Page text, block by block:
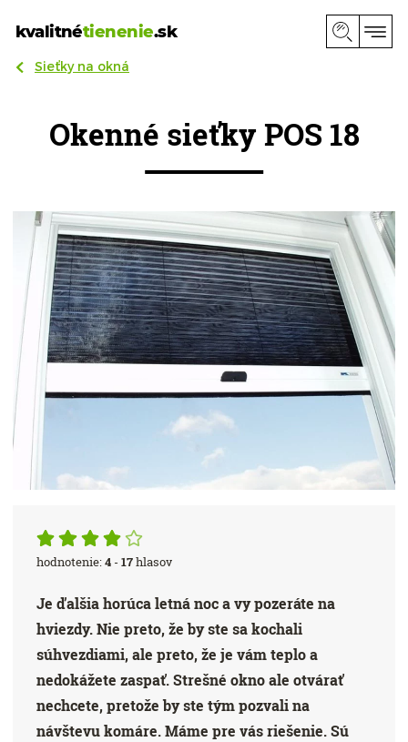
kvalitnétienenie.sk
Sieťky na okná
Okenné sieťky POS 18
hodnotenie:4 -17hlasov
Je ďalšia horúca letná noc a vy pozeráte na
hviezdy. Nie preto, že by ste sa kochali
súhvezdiami, ale preto, že je vám teplo a
nedokážete zaspať. Strešné okno ale otvárať
nechcete, pretože by ste tým pozvali na
návštevu komáre. Máme pre vás riešenie. Sú